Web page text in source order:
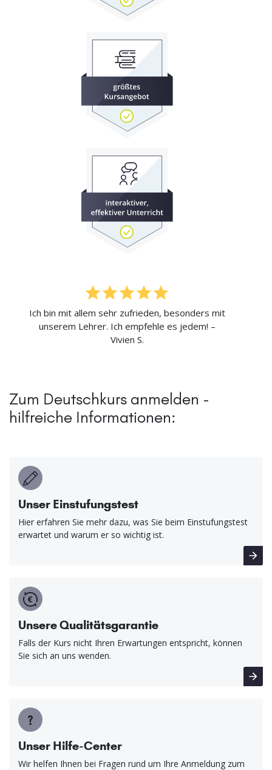
Ich bin mit allem sehr zufrieden, besonders mit
unserem Lehrer. Ich empfehle es jedem! –
Vivien S.
Zum Deutschkurs anmelden -
hilfreiche Informationen:
Unser Einstufungstest
Hier erfahren Sie mehr dazu, was Sie beim Einstufungstest
erwartet und warum er so wichtig ist.
Unsere Qualitätsgarantie
Falls der Kurs nicht Ihren Erwartungen entspricht, können
Sie sich an uns wenden.
Unser Hilfe-Center
Wir helfen Ihnen bei Fragen rund um Ihre Anmeldung zum